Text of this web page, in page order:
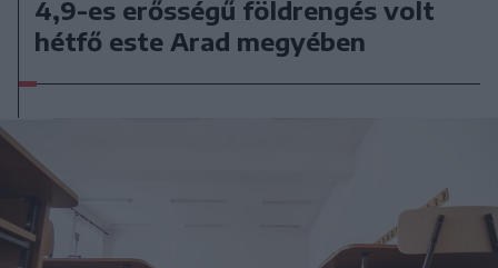
4,9-es erősségű földrengés volt
hétfő este Arad megyében